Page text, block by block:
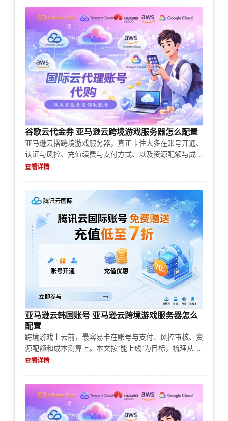
费”的路径，给出可执行步骤与常见失败原因，避免反复
提交与资金冻结。
谷歌云代金券 亚马逊云跨境游戏服务器怎么配置
亚马逊云搭跨境游戏服务器，真正卡住大多在账号开通、
认证与风控、充值续费与支付方式、以及资源配额与成本
控制。本文按从“能不能用到能稳定跑”的顺序，给出实操
与带宽成本，帮助你快速完成配置决策并上线。
查看详情
亚马逊云韩国账号 亚马逊云跨境游戏服务器怎么
配置
跨境游戏上云前，最容易卡在账号与支付、风控审核、资
源配额和成本测算上。本文按“能上线”为目标，梳理从亚
马逊云账号开通、实名认证与企业认证、充值续费、支付
审核并稳定部署海外服务器。
查看详情